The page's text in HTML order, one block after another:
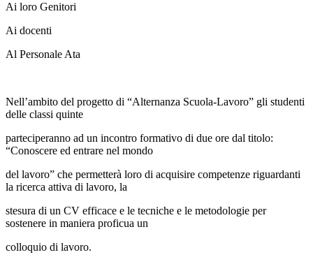
Ai loro Genitori
Ai docenti
Al Personale Ata
Nell’ambito del progetto di “Alternanza Scuola-Lavoro” gli studenti
delle classi quinte
parteciperanno ad un incontro formativo di due ore dal titolo:
“Conoscere ed entrare nel mondo
del lavoro” che permetterà loro di acquisire competenze riguardanti
la ricerca attiva di lavoro, la
stesura di un CV efficace e le tecniche e le metodologie per
sostenere in maniera proficua un
colloquio di lavoro.